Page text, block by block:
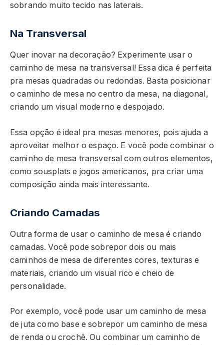
sobrando muito tecido nas laterais.
Na Transversal
Quer inovar na decoração? Experimente usar o
caminho de mesa na transversal! Essa dica é perfeita
pra mesas quadradas ou redondas. Basta posicionar
o caminho de mesa no centro da mesa, na diagonal,
criando um visual moderno e despojado.
Essa opção é ideal pra mesas menores, pois ajuda a
aproveitar melhor o espaço. E você pode combinar o
caminho de mesa transversal com outros elementos,
como sousplats e jogos americanos, pra criar uma
composição ainda mais interessante.
Criando Camadas
Outra forma de usar o caminho de mesa é criando
camadas. Você pode sobrepor dois ou mais
caminhos de mesa de diferentes cores, texturas e
materiais, criando um visual rico e cheio de
personalidade.
Por exemplo, você pode usar um caminho de mesa
de juta como base e sobrepor um caminho de mesa
de renda ou crochê. Ou combinar um caminho de